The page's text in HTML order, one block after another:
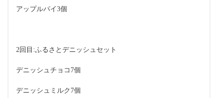
アップルパイ3個
2回目:ふるさとデニッシュセット
デニッシュチョコ7個
デニッシュミルク7個